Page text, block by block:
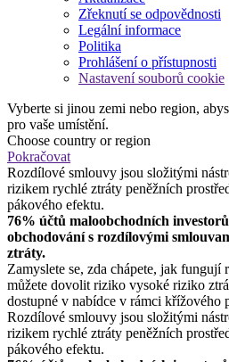
Zřeknutí se odpovědnosti
Legální informace
Politika
Prohlášení o přístupnosti
Nastavení souborů cookie
Vyberte si jinou zemi nebo region,
pro vaše umístění.
Choose country or region
Pokračovat
Rozdílové smlouvy jsou složitými
rizikem rychlé ztráty peněžních
pákového efektu.
76% účtů maloobchodních
obchodování s rozdílovými
ztráty.
Zamyslete se, zda chápete, jak fungují
můžete dovolit riziko vysoké riziko
dostupné v nabídce v rámci křížového
Rozdílové smlouvy jsou složitými
rizikem rychlé ztráty peněžních
pákového efektu.